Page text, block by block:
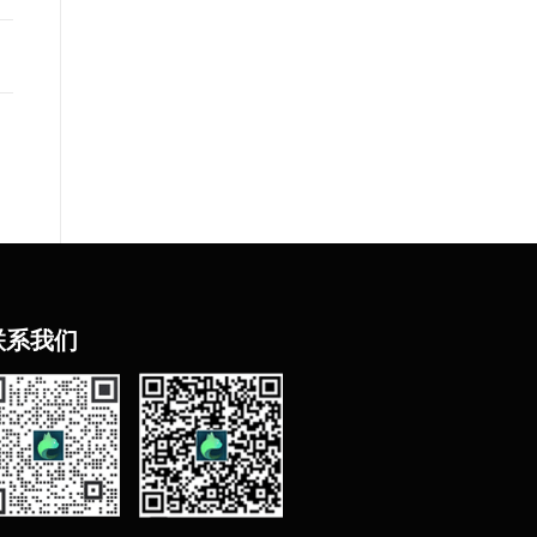
系我们